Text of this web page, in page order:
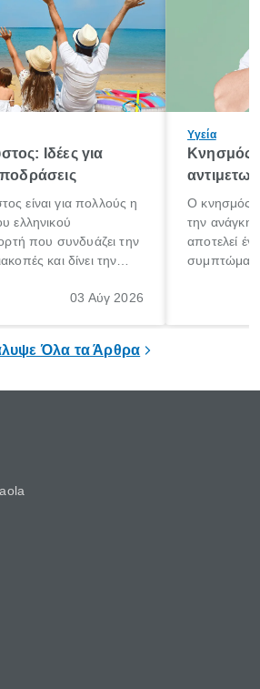
Ιδέες για
είναι για πολλούς η
ελληνικού
που συνδυάζει την
και δίνει την
για λίγες μέρες03 Αύγ 2026
Υγεία
Κνησμός:
Ο κνησμός
την ανάγκη
αποτελεί
Όλα τα Άρθρα